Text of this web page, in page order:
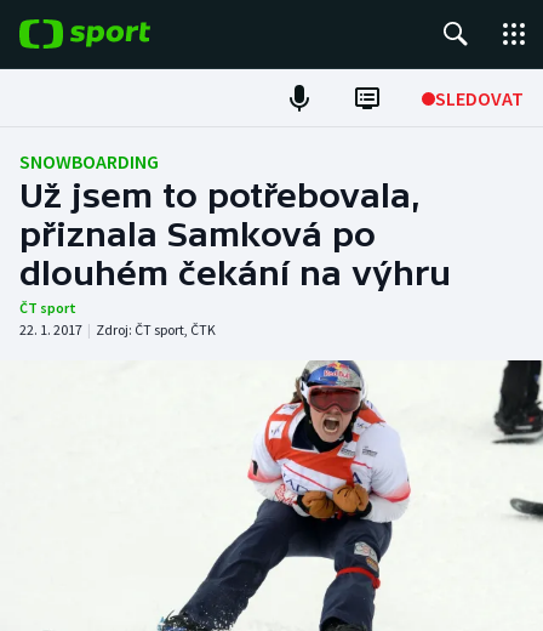
SLEDOVAT
ME v atletice
ME v plavání
Fotbal
Hokej
Baseball a softbal
Historické návraty
SNOWBOARDING
Už jsem to potřebovala,
přiznala Samková po
dlouhém čekání na výhru
ČT sport
22. 1. 2017 | Zdroj: ČT sport, ČTK